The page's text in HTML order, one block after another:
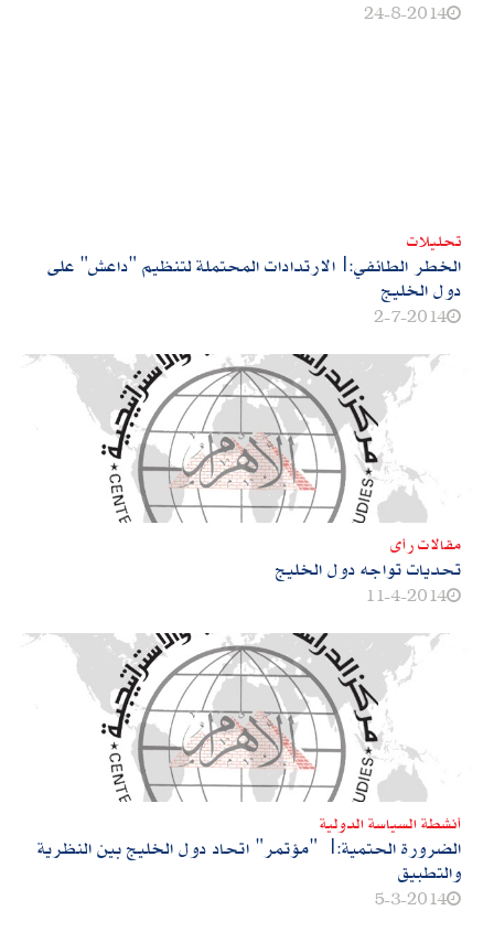
24-8-2014
تحليلات
الخطر الطائفي:|الارتدادات المحتملة لتنظيم "داعش" على
دول الخليج
2-7-2014
مقالات رأى
تحديات تواجه دول الخليج
11-4-2014
أنشطة السياسة الدولية
الضرورة الحتمية:| "مؤتمر" اتحاد دول الخليج بين النظرية
والتطبيق
5-3-2014